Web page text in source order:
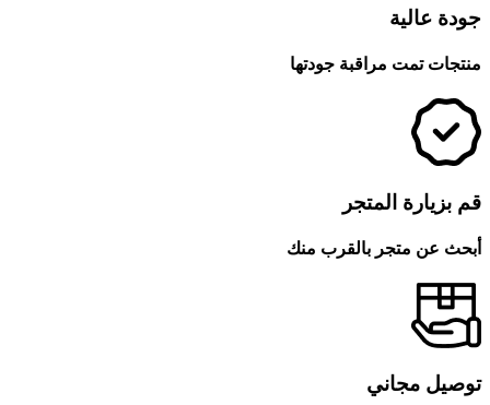
جودة عالية
منتجات تمت مراقبة جودتها
قم بزيارة المتجر
أبحث عن متجر بالقرب منك
توصيل مجاني